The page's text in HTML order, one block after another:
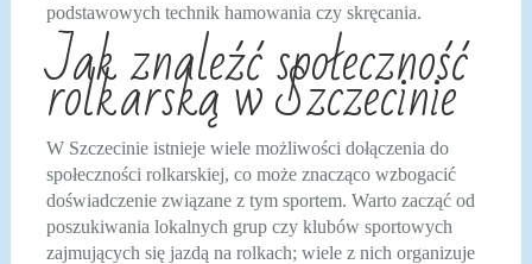
podstawowych technik hamowania czy skręcania.
Jak znaleźć społeczność
rolkarską w Szczecinie
W Szczecinie istnieje wiele możliwości dołączenia do
społeczności rolkarskiej, co może znacząco wzbogacić
doświadczenie związane z tym sportem. Warto zacząć od
poszukiwania lokalnych grup czy klubów sportowych
zajmujących się jazdą na rolkach; wiele z nich organizuje